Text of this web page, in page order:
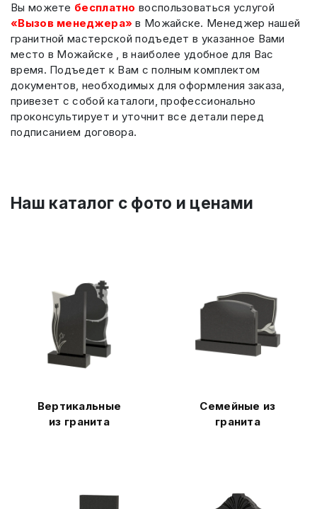
Вы можете бесплатно воспользоваться услугой
«Вызов менеджера» в Можайске. Менеджер нашей
гранитной мастерской подъедет в указанное Вами
место в Можайске , в наиболее удобное для Вас
время. Подъедет к Вам с полным комплектом
документов, необходимых для оформления заказа,
привезет с собой каталоги, профессионально
проконсультирует и уточнит все детали перед
подписанием договора.
Наш каталог c фото и ценами
Вертикальные
из гранита
Семейные из
гранита